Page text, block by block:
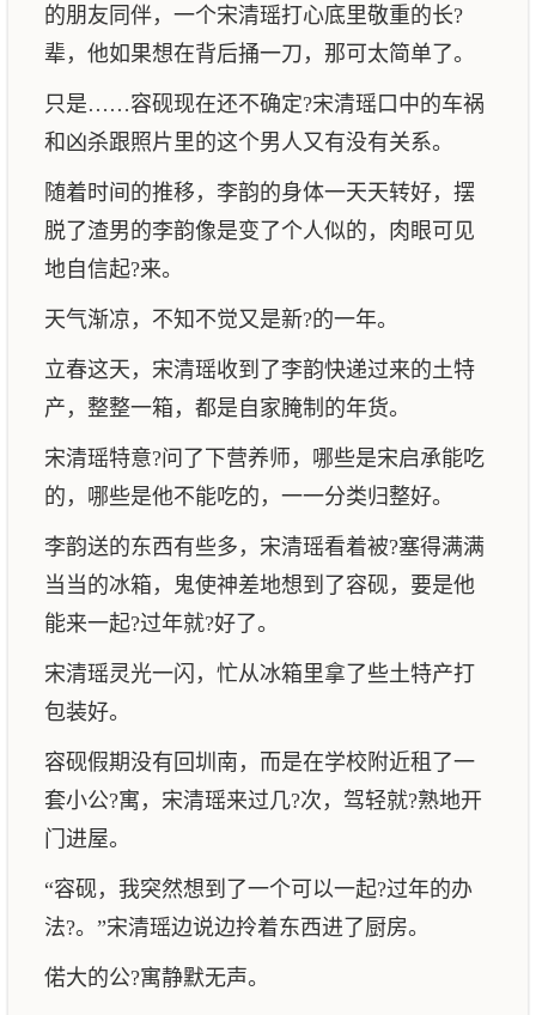
的朋友同伴，一个宋清瑶打心底里敬重的长?
辈，他如果想在背后捅一刀，那可太简单了。
只是……容砚现在还不确定?宋清瑶口中的车祸
和凶杀跟照片里的这个男人又有没有关系。
随着时间的推移，李韵的身体一天天转好，摆
脱了渣男的李韵像是变了个人似的，肉眼可见
地自信起?来。
天气渐凉，不知不觉又是新?的一年。
立春这天，宋清瑶收到了李韵快递过来的土特
产，整整一箱，都是自家腌制的年货。
宋清瑶特意?问了下营养师，哪些是宋启承能吃
的，哪些是他不能吃的，一一分类归整好。
李韵送的东西有些多，宋清瑶看着被?塞得满满
当当的冰箱，鬼使神差地想到了容砚，要是他
能来一起?过年就?好了。
宋清瑶灵光一闪，忙从冰箱里拿了些土特产打
包装好。
容砚假期没有回圳南，而是在学校附近租了一
套小公?寓，宋清瑶来过几?次，驾轻就?熟地开
门进屋。
“容砚，我突然想到了一个可以一起?过年的办
法?。”宋清瑶边说边拎着东西进了厨房。
偌大的公?寓静默无声。